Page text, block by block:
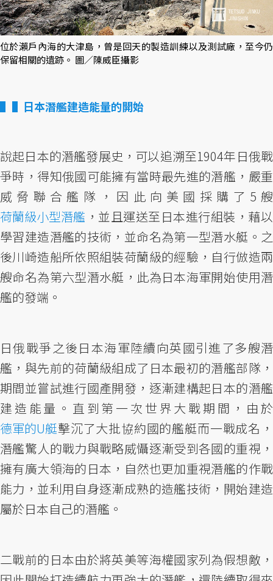
位於瀨戶內海的大津島，曾是回天的製造訓練以及測試廠，至今仍
保留相關的遺跡。 圖／陳威臣攝影
▌日本潛艦建造能量的開始
說起日本的潛艦發展史，可以追溯至1904年日俄戰
爭時，得知俄國可能擁有當時最先進的潛艦，嚴重
威脅聯合艦隊，因此向美國採購了5艘
荷蘭級小型潛艦 ，並且運送至日本進行組裝，藉以
學習建造潛艦的技術，並命名為第一型潛水艇。之
後川崎造船所依照組裝荷蘭級的經驗，自行倣造兩
艘命名為第六型潛水艇，此為日本海軍開始使用潛
艦的發端。
日俄戰爭之後日本海軍陸續向英國引進了多艘潛
艦，與先前的荷蘭級組成了日本最初的潛艦部隊，
期間並嘗試進行國產開發，逐漸建構起日本的潛艦
建造能量。直到第一次世界大戰期間，由於
德軍的U艇擊沉了大批協約國的艦艇而一戰成名，
潛艦驚人的戰力與戰略威懾逐漸受到各國的重視，
擁有廣大領海的日本，自然也更加重視潛艦的作戰
能力，並利用自身逐漸成熟的造艦技術，開始建造
屬於日本自己的潛艦。
二戰前的日本由於將英美等海權國家列為假想敵，